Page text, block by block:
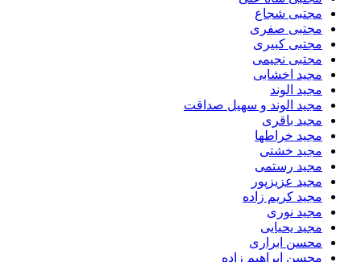
مجتبی شجاع
مجتبی صفری
مجتبی کبیری
مجتبی نجیمی
مجید اخشابی
مجید الوند‎
مجید الوند و سهیل صداقت
مجید باقری
مجید خراطها
مجید خشتی
مجید رستمی
مجید عزیزپور
مجید کریم زاده
مجید نوری
مجید یحیایی
محسن ابراری
محسن ابراهیم زاده